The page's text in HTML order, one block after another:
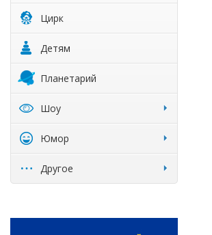
Цирк
Детям
Планетарий
Шоу
Юмор
Другое